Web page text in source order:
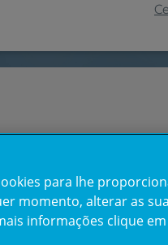
para lhe
momento, alterar as
informações clique em